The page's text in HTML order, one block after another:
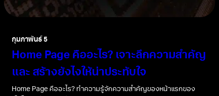
กุมภาพันธ์ 5
Home Page คืออะไร? เจาะลึกความสำคัญ
และ สร้างยังไงให้น่าประทับใจ
Home Page คืออะไร? ทำความรู้จักความสำคัญของหน้าแรกของ